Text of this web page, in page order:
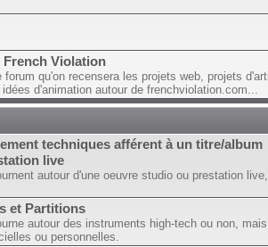
French Violation
forum qu'on recensera les projets web, projets
d'animation autour de frenchviolation.com...
techniques afférent à un titre/album
live
autour d'une oeuvre studio ou prestation
et Partitions
autour des instruments high-tech ou non,
ou personnelles.